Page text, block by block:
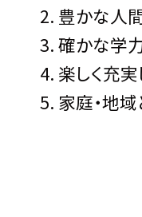
豊かな人
確かな学
楽しく充
家庭・地